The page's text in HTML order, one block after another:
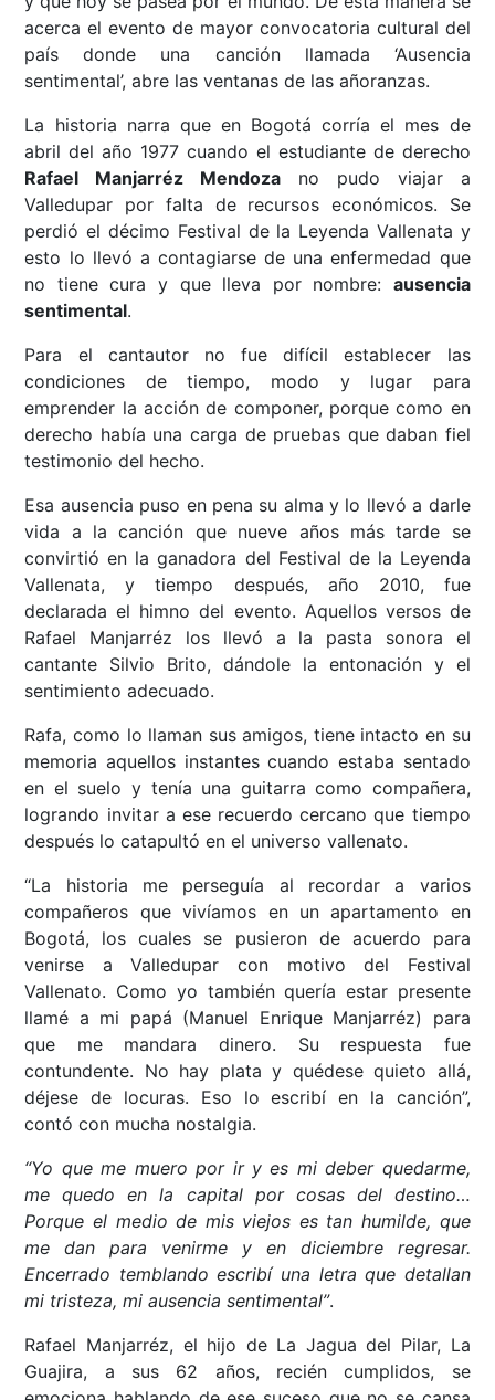
acerca el evento de mayor convocatoria cultural del
país donde una canción llamada ‘Ausencia
sentimental’, abre las ventanas de las añoranzas.
La historia narra que en Bogotá corría el mes de
abril del año 1977 cuando el estudiante de derecho
Rafael Manjarréz Mendoza no pudo viajar a
Valledupar por falta de recursos económicos. Se
perdió el décimo Festival de la Leyenda Vallenata y
esto lo llevó a contagiarse de una enfermedad que
no tiene cura y que lleva por nombre: ausencia
sentimental.
Para el cantautor no fue difícil establecer las
condiciones de tiempo, modo y lugar para
emprender la acción de componer, porque como en
derecho había una carga de pruebas que daban fiel
testimonio del hecho.
Esa ausencia puso en pena su alma y lo llevó a darle
vida a la canción que nueve años más tarde se
convirtió en la ganadora del Festival de la Leyenda
Vallenata, y tiempo después, año 2010, fue
declarada el himno del evento. Aquellos versos de
Rafael Manjarréz los llevó a la pasta sonora el
cantante Silvio Brito, dándole la entonación y el
sentimiento adecuado.
Rafa, como lo llaman sus amigos, tiene intacto en su
memoria aquellos instantes cuando estaba sentado
en el suelo y tenía una guitarra como compañera,
logrando invitar a ese recuerdo cercano que tiempo
después lo catapultó en el universo vallenato.
“La historia me perseguía al recordar a varios
compañeros que vivíamos en un apartamento en
Bogotá, los cuales se pusieron de acuerdo para
venirse a Valledupar con motivo del Festival
Vallenato. Como yo también quería estar presente
llamé a mi papá (Manuel Enrique Manjarréz) para
que me mandara dinero. Su respuesta fue
contundente. No hay plata y quédese quieto allá,
déjese de locuras. Eso lo escribí en la canción”,
contó con mucha nostalgia.
“Yo que me muero por ir y es mi deber quedarme,
me quedo en la capital por cosas del destino…
Porque el medio de mis viejos es tan humilde, que
me dan para venirme y en diciembre regresar.
Encerrado temblando escribí una letra que detallan
mi tristeza, mi ausencia sentimental”.
Rafael Manjarréz, el hijo de La Jagua del Pilar, La
Guajira, a sus 62 años, recién cumplidos, se